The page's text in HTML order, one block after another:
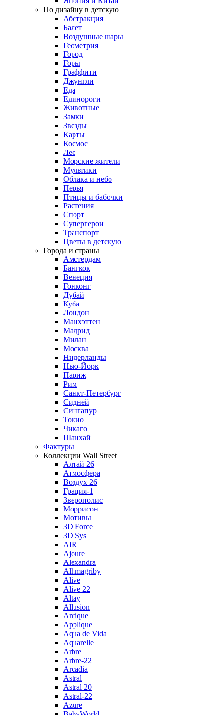
По дизайну в детскую
Абстракция
Балет
Воздушные шары
Геометрия
Город
Горы
Граффити
Джунгли
Еда
Единороги
Животные
Замки
Звезды
Карты
Космос
Лес
Морские жители
Мультики
Облака и небо
Перья
Птицы и бабочки
Растения
Спорт
Супергерои
Транспорт
Цветы в детскую
Города и страны
Амстердам
Бангкок
Венеция
Гонконг
Дубай
Куба
Лондон
Манхэттен
Мадрид
Милан
Москва
Нидерланды
Нью-Йорк
Париж
Рим
Санкт-Петербург
Сидней
Сингапур
Токио
Чикаго
Шанхай
Фактуры
Коллекции Wall Street
Алтай 26
Атмосфера
Воздух 26
Грация-1
Зверополис
Моррисон
Мотивы
3D Force
3D Sys
AIR
Ajoure
Alexandra
Alhmagriby
Alive
Alive 22
Altay
Allusion
Antique
Applique
Aqua de Vida
Aquarelle
Arbre
Arbre-22
Arcadia
Astral
Astral 20
Astral-22
Azure